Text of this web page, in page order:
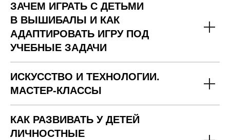
ЗАЧЕМ ИГРАТЬ С ДЕТЬМИ
В ВЫШИБАЛЫ И КАК
АДАПТИРОВАТЬ ИГРУ ПОД
УЧЕБНЫЕ ЗАДАЧИ
ИСКУССТВО И ТЕХНОЛОГИИ.
МАСТЕР-КЛАССЫ
КАК РАЗВИВАТЬ У ДЕТЕЙ
ЛИЧНОСТНЫЕ